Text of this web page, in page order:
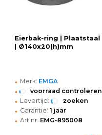
Eierbak-ring | Plaatstaal
| Ø140x20(h)mm
• Merk: EMGA
• voorraad controleren
• Levertijd: zoeken
• Garantie: 1 jaar
• Art.nr: EMG-895008